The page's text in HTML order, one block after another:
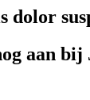
dolor
aan bij